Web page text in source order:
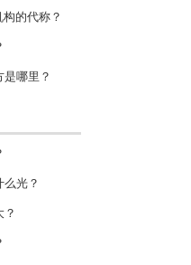
的代称？
哪里？
光？